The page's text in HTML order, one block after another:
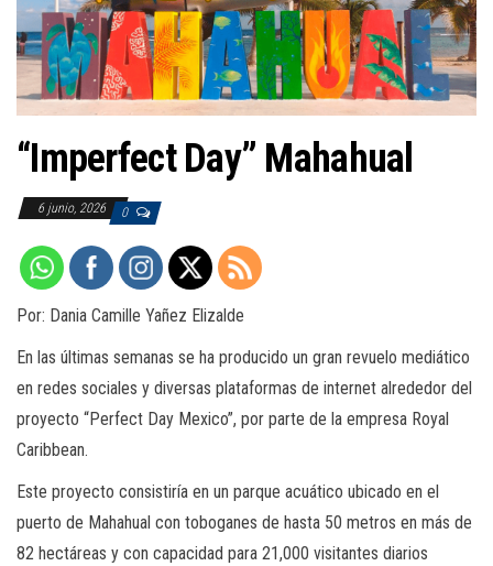
c
i
ó
“Imperfect Day” Mahahual
6 junio, 2026 0
Por: Dania Camille Yañez Elizalde
En las últimas semanas se ha producido un gran revuelo mediático
en redes sociales y diversas plataformas de internet alrededor del
proyecto “Perfect Day Mexico”, por parte de la empresa Royal
Caribbean.
Este proyecto consistiría en un parque acuático ubicado en el
puerto de Mahahual con toboganes de hasta 50 metros en más de
82 hectáreas y con capacidad para 21,000 visitantes diarios